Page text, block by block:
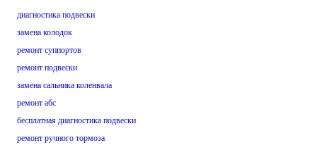
диагностика подвески
замена колодок
ремонт суппортов
ремонт подвески
замена сальника коленвала
ремонт абс
бесплатная диагностика подвески
ремонт ручного тормоза